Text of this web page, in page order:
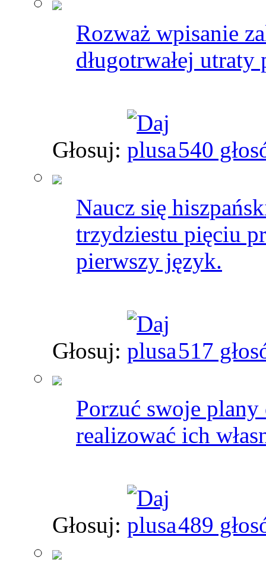
Rozważ wpisanie
długotrwałej
Głosuj: 540
Naucz się
trzydziestu pięciu
pierwszy język.
Głosuj: 517
Porzuć swoje
realizować ich
Głosuj: 489